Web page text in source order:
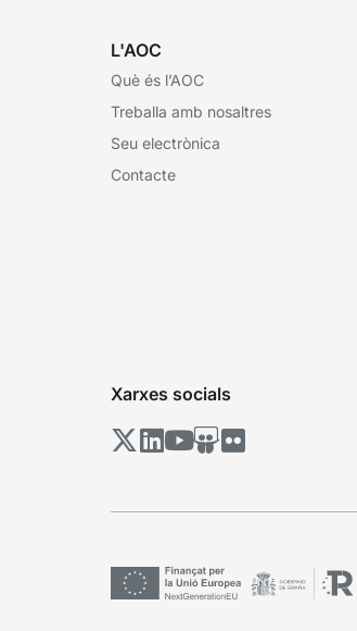
L'AOC
Què és l’AOC
Treballa amb nosaltres
Seu electrònica
Contacte
Xarxes socials